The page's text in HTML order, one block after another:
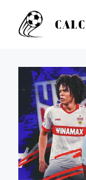
innhold